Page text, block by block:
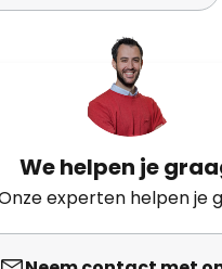
We helpen je
experten helpen je